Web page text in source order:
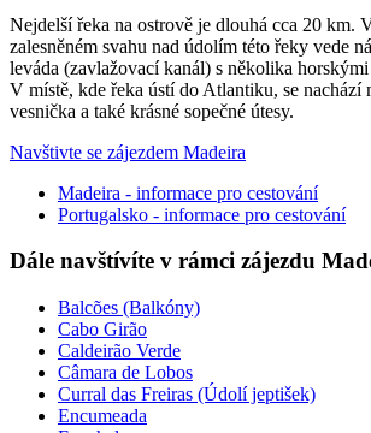
Nejdelší řeka na ostrově je dlouhá cca 20 km.
zalesněném svahu nad údolím této řeky vede
leváda (zavlažovací kanál) s několika
V místě, kde řeka ústí do Atlantiku, se nachází
vesnička a také krásné sopečné útesy.
Navštivte se zájezdem Madeira
Madeira - informace pro cestování
Portugalsko - informace pro cestování
Dále navštívíte v rámci zájezdu
Balcões (Balkóny)
Cabo Girão
Caldeirão Verde
Câmara de Lobos
Curral das Freiras (Údolí jeptišek)
Encumeada